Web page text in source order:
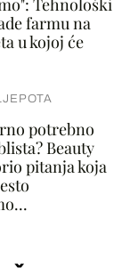
Tehnološki
farmu na
u kojoj će
potrebno
Beauty
pitanja koja